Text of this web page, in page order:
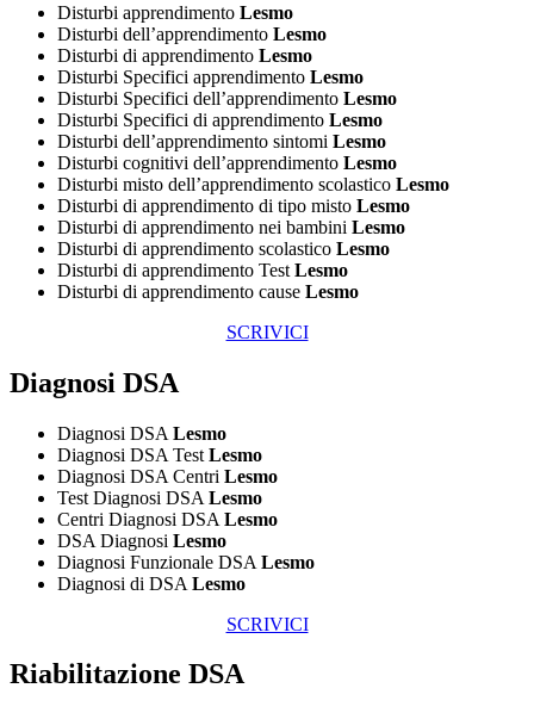
Disturbi apprendimento Lesmo
Disturbi dell’apprendimento Lesmo
Disturbi di apprendimento Lesmo
Disturbi Specifici apprendimento Lesmo
Disturbi Specifici dell’apprendimento Lesmo
Disturbi Specifici di apprendimento Lesmo
Disturbi dell’apprendimento sintomi Lesmo
Disturbi cognitivi dell’apprendimento Lesmo
Disturbi misto dell’apprendimento scolastico Lesmo
Disturbi di apprendimento di tipo misto Lesmo
Disturbi di apprendimento nei bambini Lesmo
Disturbi di apprendimento scolastico Lesmo
Disturbi di apprendimento Test Lesmo
Disturbi di apprendimento cause Lesmo
SCRIVICI
Diagnosi DSA
Diagnosi DSA Lesmo
Diagnosi DSA Test Lesmo
Diagnosi DSA Centri Lesmo
Test Diagnosi DSA Lesmo
Centri Diagnosi DSA Lesmo
DSA Diagnosi Lesmo
Diagnosi Funzionale DSA Lesmo
Diagnosi di DSA Lesmo
SCRIVICI
Riabilitazione DSA